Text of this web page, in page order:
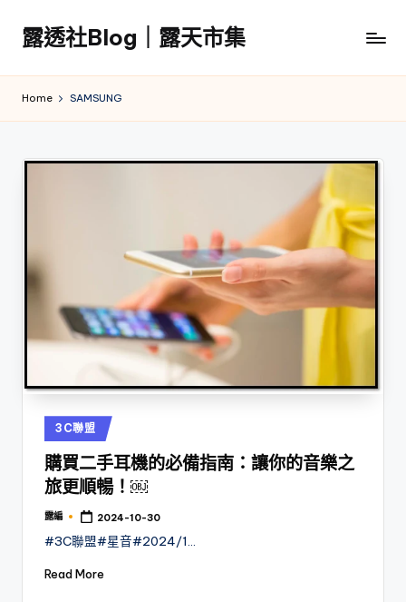
Skip
content
露透社Blog｜露天市集
社
Home SAMSUNG
Posted
in
3C聯盟
購買二手耳機的必備指南：讓你的音樂之
旅更順暢！￼
Posted
露編 2024-10-30
#3C聯盟#星音#2024/1…
Read More